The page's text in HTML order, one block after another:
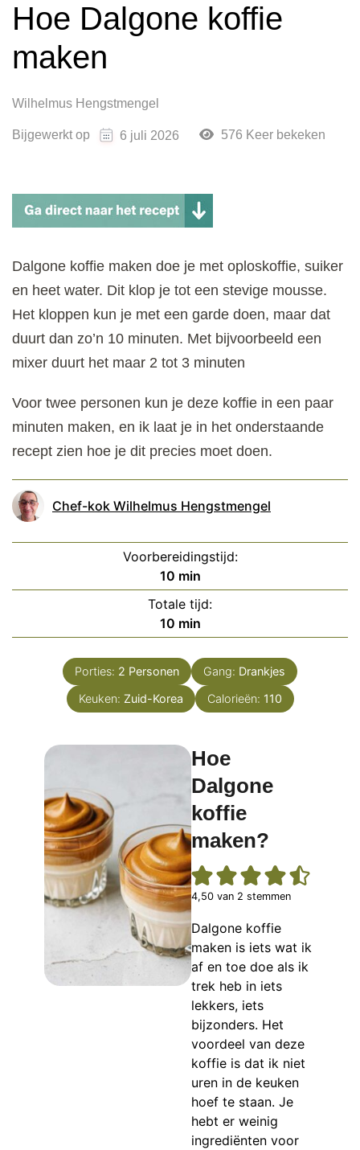
Hoe Dalgone koffie
maken
Wilhelmus Hengstmengel
Bijgewerkt op 6 juli 2026 576 Keer bekeken
Dalgone koffie maken doe je met oploskoffie, suiker
en heet water. Dit klop je tot een stevige mousse.
Het kloppen kun je met een garde doen, maar dat
duurt dan zo’n 10 minuten. Met bijvoorbeeld een
mixer duurt het maar 2 tot 3 minuten
Voor twee personen kun je deze koffie in een paar
minuten maken, en ik laat je in het onderstaande
recept zien hoe je dit precies moet doen.
Chef-kok Wilhelmus Hengstmengel
Voorbereidingstijd:
10minuten
min
Totale tijd:
10minuten
min
Porties: 2 Personen Gang: Drankjes
Keuken: Zuid-Korea Calorieën: 110
Hoe
Dalgone
koffie
maken?
4,50 van 2 stemmen
Dalgone koffie
maken is iets wat ik
af en toe doe als ik
trek heb in iets
lekkers, iets
bijzonders. Het
voordeel van deze
koffie is dat ik niet
uren in de keuken
hoef te staan. Je
hebt er weinig
ingrediënten voor